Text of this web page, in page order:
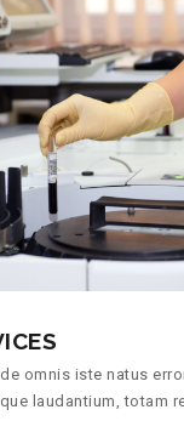
omnis iste natus
laudantium, totam